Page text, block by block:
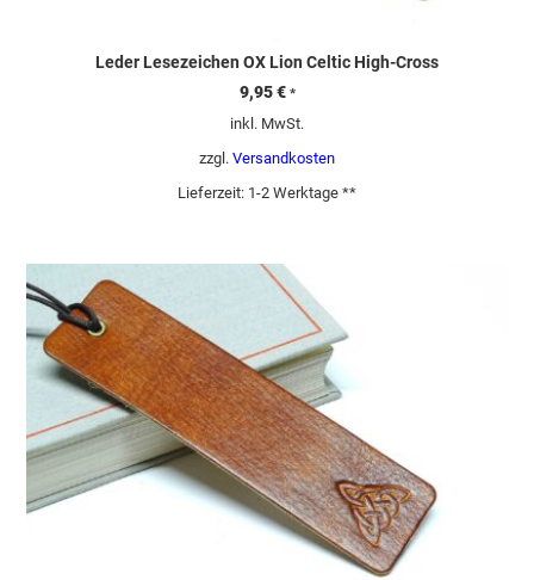
Leder Lesezeichen OX Lion Celtic High-Cross
9,95€ *
inkl. MwSt.
zzgl. Versandkosten
Lieferzeit: 1-2 Werktage **